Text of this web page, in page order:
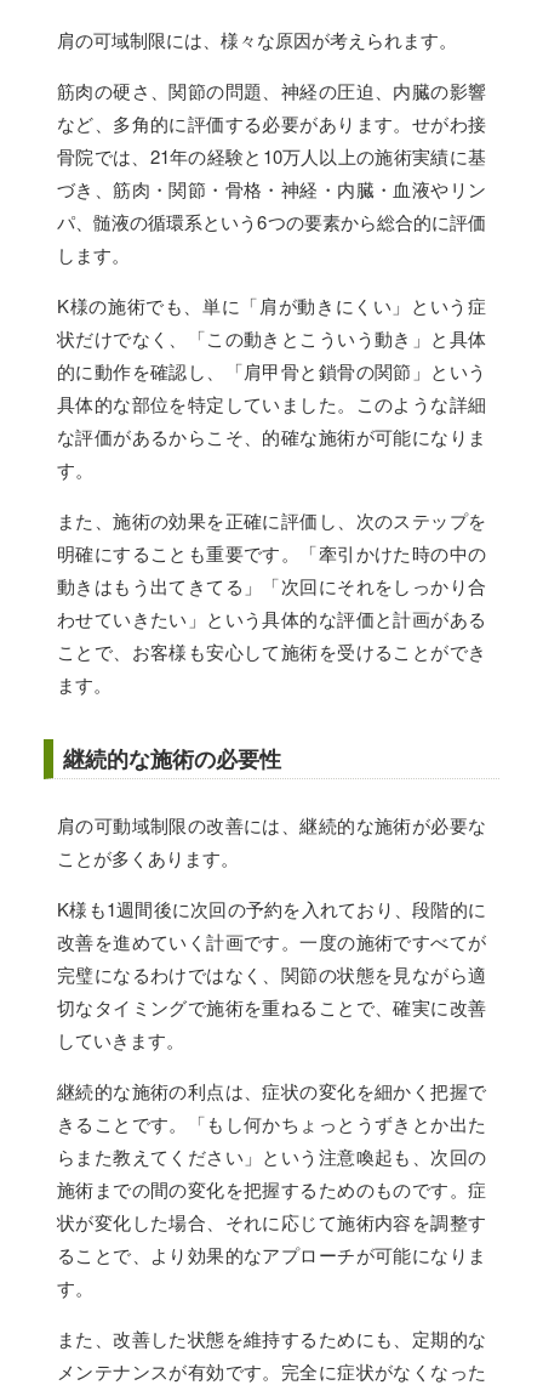
肩の可域制限には、様々な原因が考えられます。
筋肉の硬さ、関節の問題、神経の圧迫、内臓の影響
など、多角的に評価する必要があります。せがわ接
骨院では、21年の経験と10万人以上の施術実績に基
づき、筋肉・関節・骨格・神経・内臓・血液やリン
パ、髄液の循環系という6つの要素から総合的に評価
します。
K様の施術でも、単に「肩が動きにくい」という症
状だけでなく、「この動きとこういう動き」と具体
的に動作を確認し、「肩甲骨と鎖骨の関節」という
具体的な部位を特定していました。このような詳細
な評価があるからこそ、的確な施術が可能になりま
す。
また、施術の効果を正確に評価し、次のステップを
明確にすることも重要です。「牽引かけた時の中の
動きはもう出てきてる」「次回にそれをしっかり合
わせていきたい」という具体的な評価と計画がある
ことで、お客様も安心して施術を受けることができ
ます。
継続的な施術の必要性
肩の可動域制限の改善には、継続的な施術が必要な
ことが多くあります。
K様も1週間後に次回の予約を入れており、段階的に
改善を進めていく計画です。一度の施術ですべてが
完璧になるわけではなく、関節の状態を見ながら適
切なタイミングで施術を重ねることで、確実に改善
していきます。
継続的な施術の利点は、症状の変化を細かく把握で
きることです。「もし何かちょっとうずきとか出た
らまた教えてください」という注意喚起も、次回の
施術までの間の変化を把握するためのものです。症
状が変化した場合、それに応じて施術内容を調整す
ることで、より効果的なアプローチが可能になりま
す。
また、改善した状態を維持するためにも、定期的な
メンテナンスが有効です。完全に症状がなくなった